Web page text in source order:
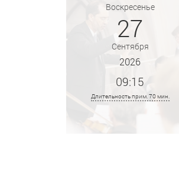
Воскресенье
27
Сентября
2026
09:15
Длительность прим. 70 мин.